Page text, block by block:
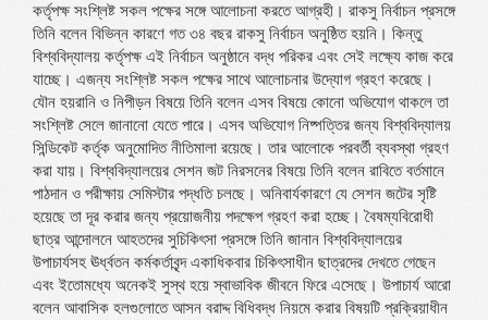
কর্তৃপক্ষ সংশ্লিষ্ট সকল পক্ষের সঙ্গে আলোচনা করতে আগ্রহী। রাকসু নির্বাচন প্রসঙ্গে
তিনি বলেন বিভিন্ন কারণে গত ৩৪ বছর রাকসু নির্বাচন অনুষ্ঠিত হয়নি। কিন্তু
বিশ্ববিদ্যালয় কর্তৃপক্ষ এই নির্বাচন অনুষ্ঠানে বদ্ধ পরিকর এবং সেই লক্ষ্যে কাজ করে
যাচ্ছে। এজন্য সংশ্লিষ্ট সকল পক্ষের সাথে আলোচনার উদ্যোগ গ্রহণ করেছে।
যৌন হয়রানি ও নিপীড়ন বিষয়ে তিনি বলেন এসব বিষয়ে কোনো অভিযোগ থাকলে তা
সংশ্লিষ্ট সেলে জানানো যেতে পারে। এসব অভিযোগ নিষ্পত্তির জন্য বিশ্ববিদ্যালয়
সিন্ডিকেট কর্তৃক অনুমোদিত নীতিমালা রয়েছে। তার আলোকে পরবর্তী ব্যবস্থা গ্রহণ
করা যায়। বিশ্ববিদ্যালয়ের সেশন জট নিরসনের বিষয়ে তিনি বলেন রাবিতে বর্তমানে
পাঠদান ও পরীক্ষায় সেমিস্টার পদ্ধতি চলছে। অনিবার্যকারণে যে সেশন জটের সৃষ্টি
হয়েছে তা দূর করার জন্য প্রয়োজনীয় পদক্ষেপ গ্রহণ করা হচ্ছে। বৈষম্যবিরোধী
ছাত্র আন্দোলনে আহতদের সুচিকিৎসা প্রসঙ্গে তিনি জানান বিশ্ববিদ্যালয়ের
উপাচার্যসহ ঊর্ধ্বতন কর্মকর্তাবৃন্দ একাধিকবার চিকিৎসাধীন ছাত্রদের দেখতে গেছেন
এবং ইতোমধ্যে অনেকই সুস্থ হয়ে স্বাভাবিক জীবনে ফিরে এসেছে। উপাচার্য আরো
বলেন আবাসিক হলগুলোতে আসন বরাদ্দ বিধিবদ্ধ নিয়মে করার বিষয়টি প্রক্রিয়াধীন